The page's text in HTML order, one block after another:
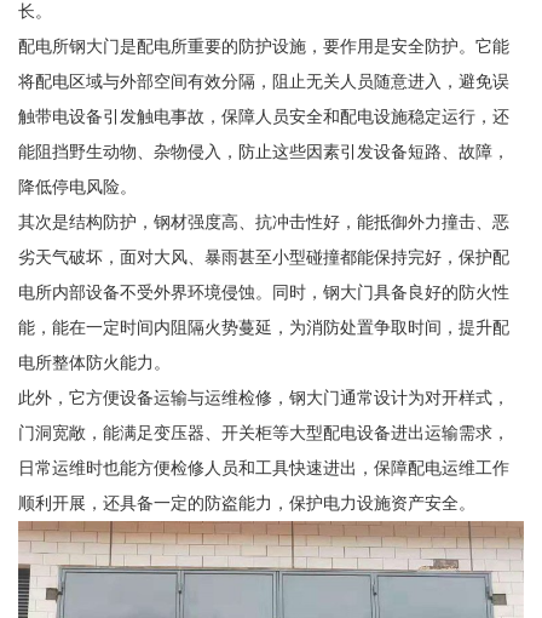
长。
配电所钢大门是配电所重要的防护设施，要作用是安全防护。它能
将配电区域与外部空间有效分隔，阻止无关人员随意进入，避免误
触带电设备引发触电事故，保障人员安全和配电设施稳定运行，还
能阻挡野生动物、杂物侵入，防止这些因素引发设备短路、故障，
降低停电风险。
其次是结构防护，钢材强度高、抗冲击性好，能抵御外力撞击、恶
劣天气破坏，面对大风、暴雨甚至小型碰撞都能保持完好，保护配
电所内部设备不受外界环境侵蚀。同时，钢大门具备良好的防火性
能，能在一定时间内阻隔火势蔓延，为消防处置争取时间，提升配
电所整体防火能力。
此外，它方便设备运输与运维检修，钢大门通常设计为对开样式，
门洞宽敞，能满足变压器、开关柜等大型配电设备进出运输需求，
日常运维时也能方便检修人员和工具快速进出，保障配电运维工作
顺利开展，还具备一定的防盗能力，保护电力设施资产安全。